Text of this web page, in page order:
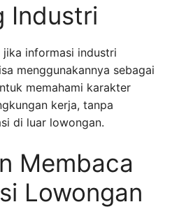
Industri
informasi industri
menggunakannya sebagai
memahami karakter
kerja, tanpa
di luar lowongan.
Membaca
Lowongan